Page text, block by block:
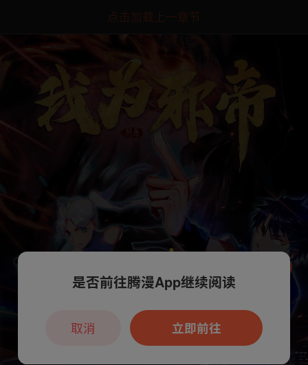
点击加载上一章节
本章节仅支持App阅读，可打开App新用
户7天免费看
是否前往腾漫App继续阅读
立即前往
取消